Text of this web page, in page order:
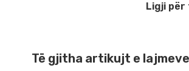
Ligji
Të gjitha artikujt e